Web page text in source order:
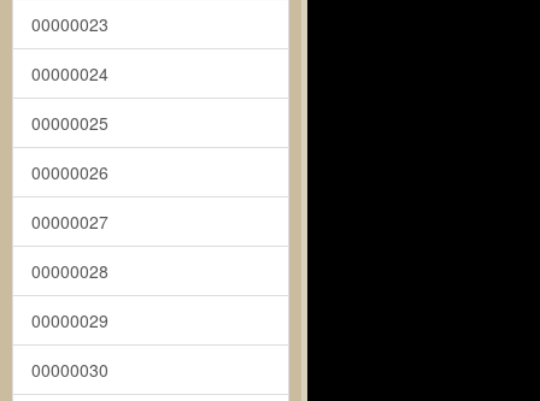
00000023
00000024
00000025
00000026
00000027
00000028
00000029
00000030